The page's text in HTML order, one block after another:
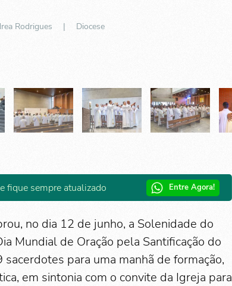
Rodrigues | Diocese
e fique sempre atualizado Entre Agora!
no dia 12 de junho, a Solenidade do
Mundial de Oração pela Santificação do
para uma manhã de formação,
em sintonia com o convite da Igreja para